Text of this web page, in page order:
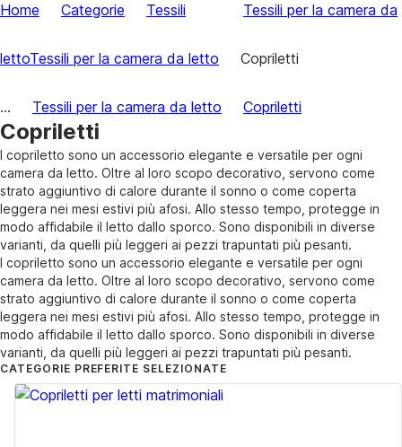
Home Categorie Tessili Tessili per la camera da
lettoTessili per la camera da letto Copriletti
... Tessili per la camera da letto Copriletti
Copriletti
I copriletto sono un accessorio elegante e versatile per ogni
camera da letto. Oltre al loro scopo decorativo, servono come
strato aggiuntivo di calore durante il sonno o come coperta
leggera nei mesi estivi più afosi. Allo stesso tempo, protegge in
modo affidabile il letto dallo sporco. Sono disponibili in diverse
varianti, da quelli più leggeri ai pezzi trapuntati più pesanti.
I copriletto sono un accessorio elegante e versatile per ogni
camera da letto. Oltre al loro scopo decorativo, servono come
strato aggiuntivo di calore durante il sonno o come coperta
leggera nei mesi estivi più afosi. Allo stesso tempo, protegge in
modo affidabile il letto dallo sporco. Sono disponibili in diverse
varianti, da quelli più leggeri ai pezzi trapuntati più pesanti.
CATEGORIE PREFERITE SELEZIONATE